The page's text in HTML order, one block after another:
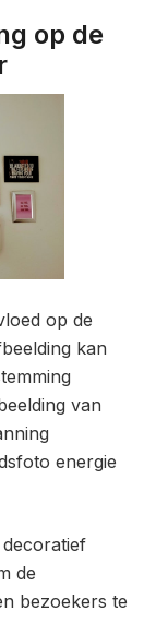
op de
op de
kan
van
energie
de
bezoekers te